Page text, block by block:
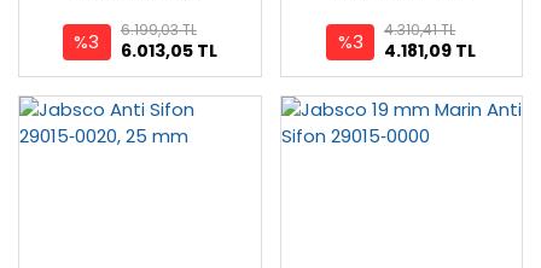
%3 6.013,05 TL
6.199,03 TL %3 4.181,09 TL
4.310,41 TL